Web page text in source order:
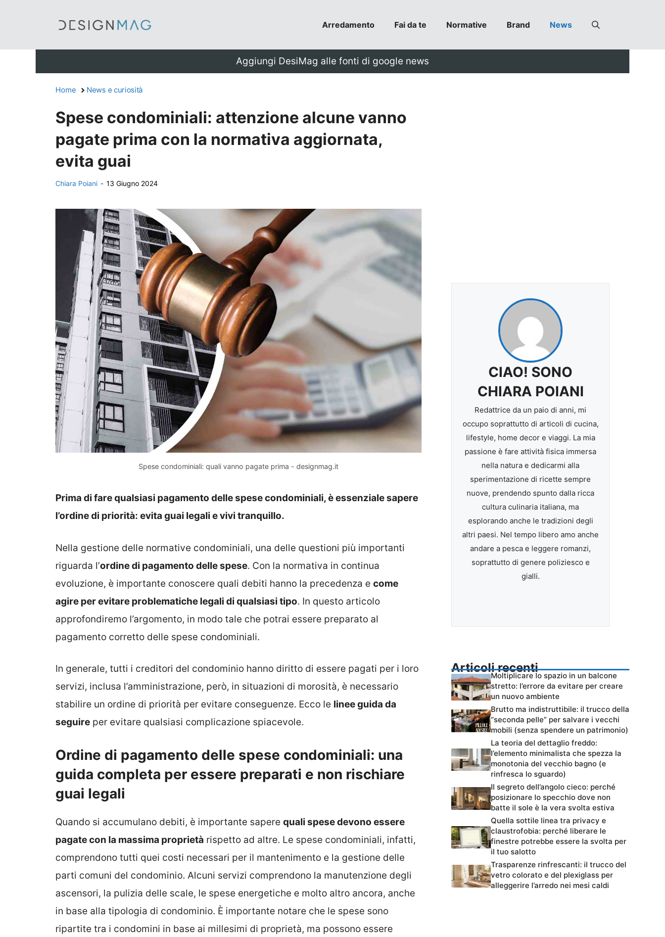
Arredamento Fai da te Normative Brand News
Aggiungi DesiMag alle fonti di google news
Home News e curiosità
Spese condominiali: attenzione alcune vanno
pagate prima con la normativa aggiornata,
evita guai
Chiara Poiani - 13 Giugno 2024
Spese condominiali: quali vanno pagate prima - designmag.it
Prima di fare qualsiasi pagamento delle spese condominiali, è essenziale sapere
l’ordine di priorità: evita guai legali e vivi tranquillo.
Nella gestione delle normative condominiali, una delle questioni più importanti
riguarda l’ordine di pagamento delle spese. Con la normativa in continua
evoluzione, è importante conoscere quali debiti hanno la precedenza e come
agire per evitare problematiche legali di qualsiasi tipo. In questo articolo
approfondiremo l’argomento, in modo tale che potrai essere preparato al
pagamento corretto delle spese condominiali.
In generale, tutti i creditori del condominio hanno diritto di essere pagati per i loro
servizi, inclusa l’amministrazione, però, in situazioni di morosità, è necessario
stabilire un ordine di priorità per evitare conseguenze. Ecco le linee guida da
seguire per evitare qualsiasi complicazione spiacevole.
Ordine di pagamento delle spese condominiali: una
guida completa per essere preparati e non rischiare
guai legali
Quando si accumulano debiti, è importante sapere quali spese devono essere
pagate con la massima proprietà rispetto ad altre. Le spese condominiali, infatti,
comprendono tutti quei costi necessari per il mantenimento e la gestione delle
parti comuni del condominio. Alcuni servizi comprendono la manutenzione degli
ascensori, la pulizia delle scale, le spese energetiche e molto altro ancora, anche
in base alla tipologia di condominio. È importante notare che le spese sono
ripartite tra i condomini in base ai millesimi di proprietà, ma possono essere
CIAO! SONO
CHIARA POIANI
Redattrice da un paio di anni, mi
occupo soprattutto di articoli di cucina,
lifestyle, home decor e viaggi. La mia
passione è fare attività fisica immersa
nella natura e dedicarmi alla
sperimentazione di ricette sempre
nuove, prendendo spunto dalla ricca
cultura culinaria italiana, ma
esplorando anche le tradizioni degli
altri paesi. Nel tempo libero amo anche
andare a pesca e leggere romanzi,
soprattutto di genere poliziesco e
gialli.
Articoli recenti
Moltiplicare lo spazio in un balcone
stretto: l’errore da evitare per creare
un nuovo ambiente
Brutto ma indistruttibile: il trucco della
“seconda pelle” per salvare i vecchi
mobili (senza spendere un patrimonio)
La teoria del dettaglio freddo:
l’elemento minimalista che spezza la
monotonia del vecchio bagno (e
rinfresca lo sguardo)
Il segreto dell’angolo cieco: perché
posizionare lo specchio dove non
batte il sole è la vera svolta estiva
Quella sottile linea tra privacy e
claustrofobia: perché liberare le
finestre potrebbe essere la svolta per
il tuo salotto
Trasparenze rinfrescanti: il trucco del
vetro colorato e del plexiglass per
alleggerire l’arredo nei mesi caldi